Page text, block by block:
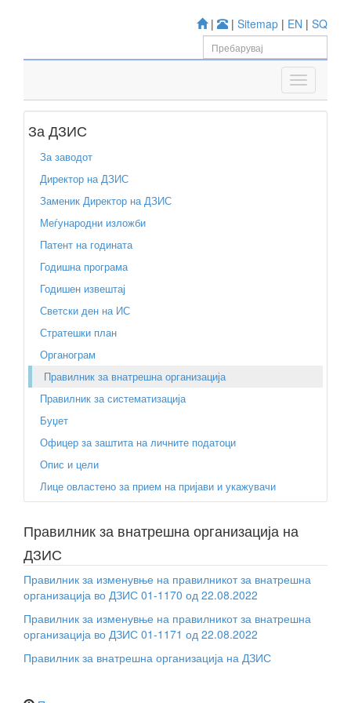
| | Sitemap | EN | SQ
За ДЗИС
За заводот
Директор на ДЗИС
Заменик Директор на ДЗИС
Меѓународни изложби
Патент на годината
Годишна програма
Годишен извештај
Светски ден на ИС
Стратешки план
Органограм
Правилник за внатрешна организација
Правилник за систематизација
Буџет
Офицер за заштита на личните податоци
Опис и цели
Лице овластено за прием на пријави и укажувачи
Правилник за внатрешна организација на
ДЗИС
Правилник за изменувње на правилникот за внатрешна
организација во ДЗИС 01-1170 од 22.08.2022
Правилник за изменувње на правилникот за внатрешна
организација во ДЗИС 01-1171 од 22.08.2022
Правилник за внатрешна организација на ДЗИС